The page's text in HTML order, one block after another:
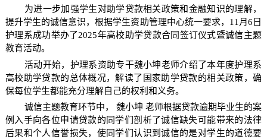
为进一步加强学生对助学贷款相关政策和金融知识的理解，
提升学生的诚信意识，根据学生资助管理中心统一要求，11月6日
护理系成功举办了2025年高校助学贷款合同签订仪式暨诚信主题
教育活动。
活动开始，护理系资助专干魏小坤老师介绍了本年度护理系
高校助学贷款的总体概况，解读了国家助学贷款的相关政策，确
保每位学生都能充分理解自己的权利和义务。
诚信主题教育环节中，
魏小坤 老师根据贷款逾期毕业生的案
例入手向各位申请贷款的同学们剖析了诚信缺失可能带来的法律
后果和个人信誉损失，使同学们认识到诚信的是对学生的道德要